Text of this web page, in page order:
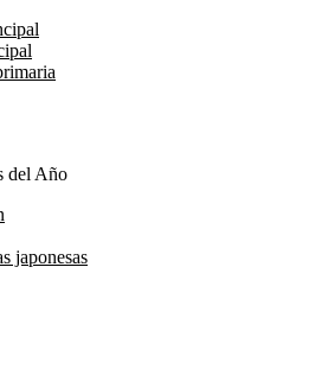
del Año
japonesas